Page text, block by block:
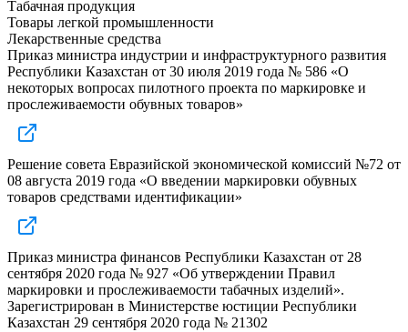
Табачная продукция
Товары легкой промышленности
Лекарственные средства
Приказ министра индустрии и инфраструктурного развития
Республики Казахстан от 30 июля 2019 года № 586 «О
некоторых вопросах пилотного проекта по маркировке и
прослеживаемости обувных товаров»
Решение совета Евразийской экономической комиссий №72 от
08 августа 2019 года «О введении маркировки обувных
товаров средствами идентификации»
Приказ министра финансов Республики Казахстан от 28
сентября 2020 года № 927 «Об утверждении Правил
маркировки и прослеживаемости табачных изделий».
Зарегистрирован в Министерстве юстиции Республики
Казахстан 29 сентября 2020 года № 21302